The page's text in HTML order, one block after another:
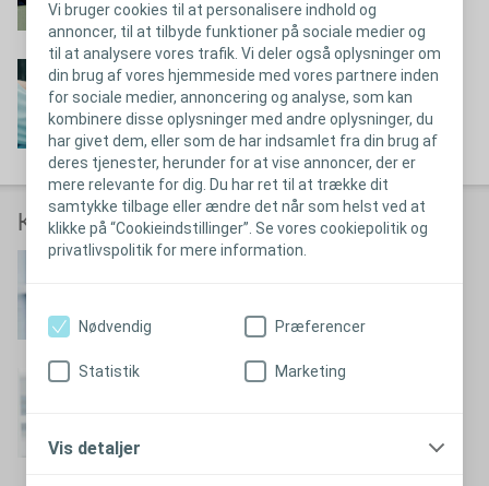
Vi bruger cookies til at personalisere indhold og
annoncer, til at tilbyde funktioner på sociale medier og
til at analysere vores trafik. Vi deler også oplysninger om
din brug af vores hjemmeside med vores partnere inden
for sociale medier, annoncering og analyse, som kan
kombinere disse oplysninger med andre oplysninger, du
har givet dem, eller som de har indsamlet fra din brug af
deres tjenester, herunder for at vise annoncer, der er
mere relevante for dig. Du har ret til at trække dit
samtykke tilbage eller ændre det når som helst ved at
klikke på “Cookieindstillinger”. Se vores cookiepolitik og
privatlivspolitik for mere information.
Nødvendig Præferencer
Statistik Marketing
Vis detaljer
Sundhedsøkonomi
Læs mere om sundhedsøkonomi
Kontakt en sårkonsulent
Pia Vajse